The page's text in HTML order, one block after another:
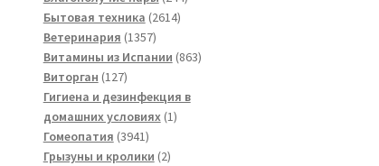
Бытовая техника 26142614
Ветеринария 13571357
товаров
Витамины из Испании 863863
Виторган 127127
товаров
Гигиена и дезинфекция в
домашних условиях 11
Гомеопатия 39413941
товар
Грызуны и кролики 22